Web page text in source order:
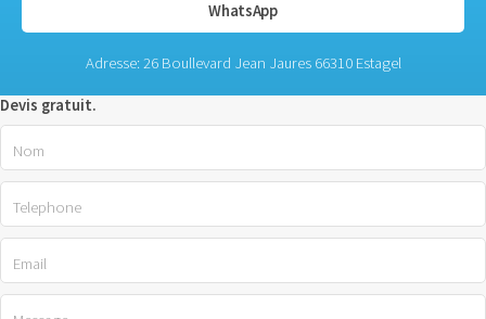
WhatsApp
Adresse: 26 Boullevard Jean Jaures 66310 Estagel
Devis gratuit.